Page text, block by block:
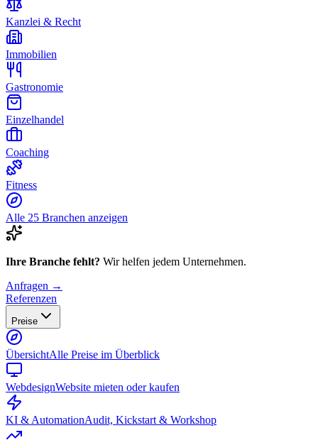
Kanzlei & Recht
Immobilien
Gastronomie
Einzelhandel
Coaching
Fitness
Alle 25 Branchen anzeigen
Ihre Branche fehlt? Wir helfen jedem Unternehmen.
Anfragen →
Referenzen
Preise
ÜbersichtAlle Preise im Überblick
WebdesignWebsite mieten oder kaufen
KI & AutomationAudit, Kickstart & Workshop